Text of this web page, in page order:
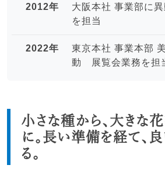
2012年
大阪本社 事業部に
を担当
2022年
東京本社 事業本部
動 展覧会業務を担
小さな種から、大きな
に。長い準備を経て、
る。